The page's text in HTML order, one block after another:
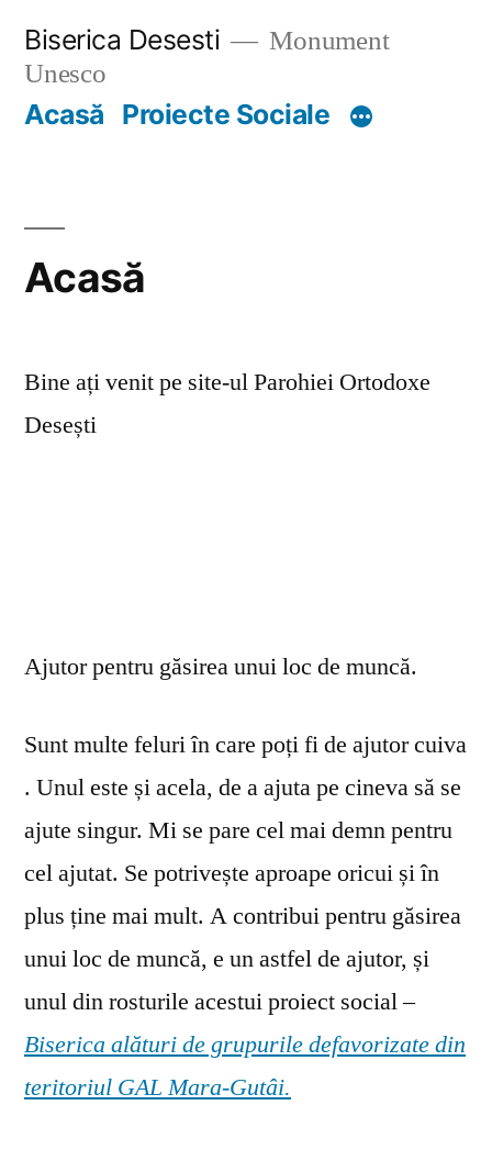
content
Biserica Desesti
Monument
Unesco
Acasă Proiecte Sociale
Acasă
Bine ați venit pe site-ul Parohiei Ortodoxe
Desești
Ajutor pentru găsirea unui loc de muncă.
Sunt multe feluri în care poți fi de ajutor cuiva
. Unul este și acela, de a ajuta pe cineva să se
ajute singur. Mi se pare cel mai demn pentru
cel ajutat. Se potrivește aproape oricui și în
plus ține mai mult. A contribui pentru găsirea
unui loc de muncă, e un astfel de ajutor, și
unul din rosturile acestui proiect social –
Biserica alături de grupurile defavorizate din
teritoriul GAL Mara-Gutâi.